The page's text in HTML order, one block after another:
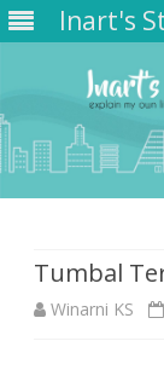
Inart's
Tumbal
Winarni KS